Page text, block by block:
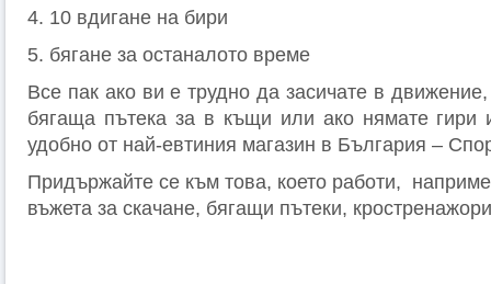
4. 10 вдигане на бири
5. бягане за останалото време
Все пак ако ви е трудно да засичате в
бягаща пътека за в къщи или ако нямате гири
удобно от най-евтиния магазин в България –
Придържайте се към това, което работи,
въжета за скачане, бягащи пътеки,